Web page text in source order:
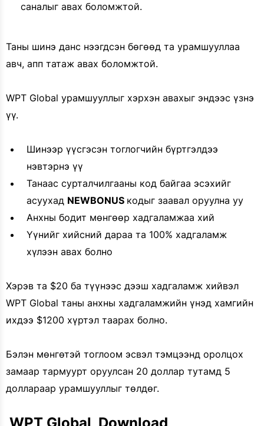
саналыг авах боломжтой.
Таны шинэ данс нээгдсэн бөгөөд та урамшууллаа
авч, апп татаж авах боломжтой.
WPT Global урамшууллыг хэрхэн авахыг эндээс үзнэ
үү.
Шинээр үүсгэсэн тоглогчийн бүртгэлдээ
нэвтэрнэ үү
Танаас сурталчилгааны код байгаа эсэхийг
асуухад NEWBONUS кодыг заавал оруулна уу
Анхны бодит мөнгөөр хадгаламжаа хий
Үүнийг хийсний дараа та 100% хадгаламж
хүлээн авах болно
Хэрэв та $20 ба түүнээс дээш хадгаламж хийвэл
WPT Global таны анхны хадгаламжийн үнэд хамгийн
ихдээ $1200 хүртэл таарах болно.
Бэлэн мөнгөтэй тоглоом эсвэл тэмцээнд оролцох
замаар тармуурт оруулсан 20 доллар тутамд 5
доллараар урамшууллыг төлдөг.